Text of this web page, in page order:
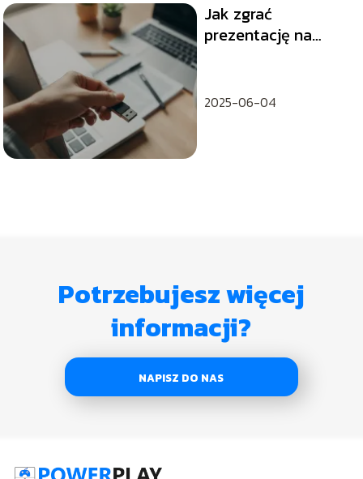
Jak zgrać
prezentację na
2025-06-04
Potrzebujesz więcej
informacji?
NAPISZ DO NAS